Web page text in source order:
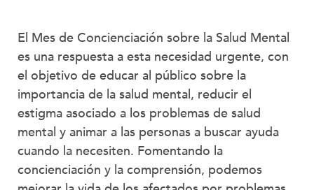
El Mes de Concienciación sobre la Salud Mental
es una respuesta a esta necesidad urgente, con
el objetivo de educar al público sobre la
importancia de la salud mental, reducir el
estigma asociado a los problemas de salud
mental y animar a las personas a buscar ayuda
cuando la necesiten. Fomentando la
concienciación y la comprensión, podemos